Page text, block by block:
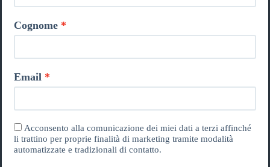
Cognome
Email
Acconsento alla comunicazione dei miei dati a terzi affinché
li trattino per proprie finalità di marketing tramite modalità
automatizzate e tradizionali di contatto.